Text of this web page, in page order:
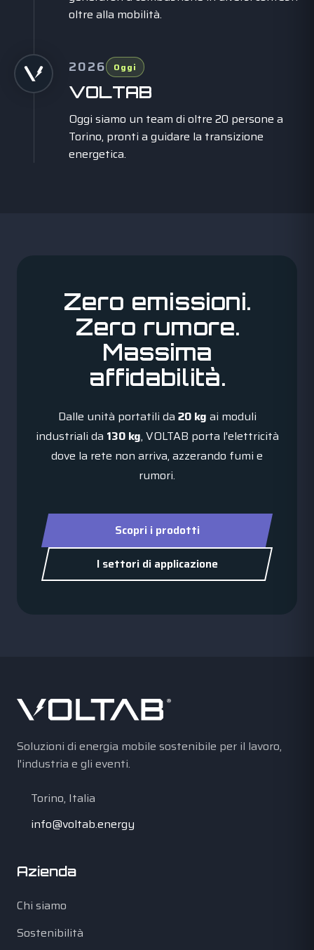
oltre alla mobilità.
2026 Oggi
VOLTAB
Oggi siamo un team di oltre 20 persone a
Torino, pronti a guidare la transizione
energetica.
Zero emissioni.
Zero rumore.
Massima
affidabilità.
Dalle unità portatili da 20 kg ai moduli
industriali da 130 kg, VOLTAB porta l'elettricità
dove la rete non arriva, azzerando fumi e
rumori.
Scopri i prodotti
I settori di applicazione
Soluzioni di energia mobile sostenibile per il lavoro,
l'industria e gli eventi.
Torino, Italia
info@voltab.energy
Azienda
Chi siamo
Sostenibilità